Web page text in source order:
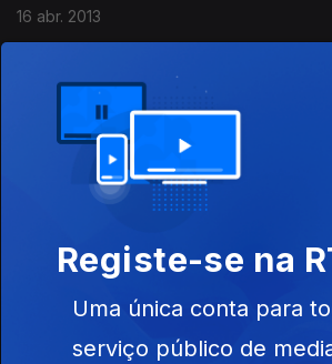
16 abr. 2013
Luís Filipe Costa
02 abr. 2013
19 mar. 2013
Carmen Dolores
Registe-se na
Uma única conta para
serviço público de